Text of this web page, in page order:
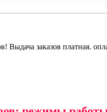
Выдача заказов платная.